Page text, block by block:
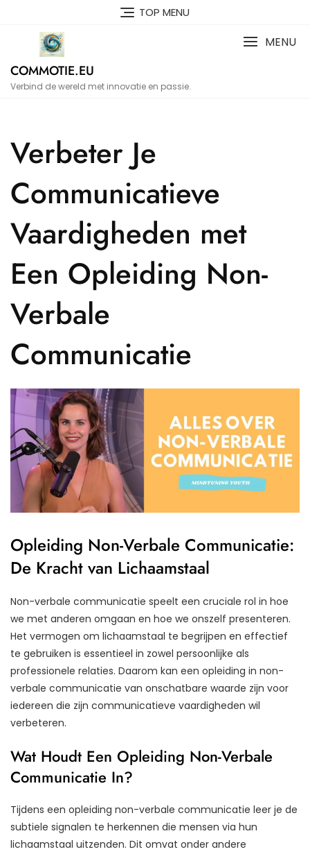
TOP MENU
COMMOTIE.EU
Verbind de wereld met innovatie en passie.
MENU
Verbeter Je
Communicatieve
Vaardigheden met
Een Opleiding Non-
Verbale
Communicatie
Opleiding Non-Verbale Communicatie:
De Kracht van Lichaamstaal
Non-verbale communicatie speelt een cruciale rol in hoe
we met anderen omgaan en hoe we onszelf presenteren.
Het vermogen om lichaamstaal te begrijpen en effectief
te gebruiken is essentieel in zowel persoonlijke als
professionele relaties. Daarom kan een opleiding in non-
verbale communicatie van onschatbare waarde zijn voor
iedereen die zijn communicatieve vaardigheden wil
verbeteren.
Wat Houdt Een Opleiding Non-Verbale
Communicatie In?
Tijdens een opleiding non-verbale communicatie leer je de
subtiele signalen te herkennen die mensen via hun
lichaamstaal uitzenden. Dit omvat onder andere